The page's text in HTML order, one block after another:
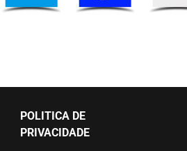
POLITICA DE
PRIVACIDADE